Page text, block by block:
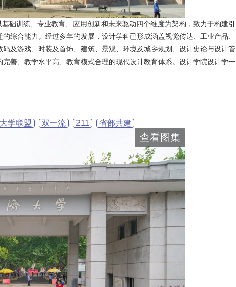
础训练、专业教育、应用创新和未来驱动四个维度为架构，致力于构建引
综合能力。经过多年的发展，设计学科已形成涵盖视觉传达、工业产品、
及游戏、时装及首饰、建筑、景观、环境及城乡规划、设计史论与设计管
善、教学水平高、教育模式合理的现代设计教育体系。设计学院设计学一
学联盟 双一流 211 省部共建
查看图集